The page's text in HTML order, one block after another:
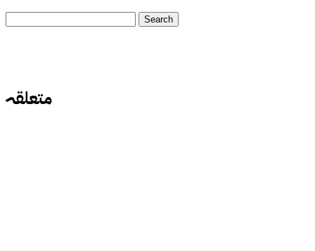
متعلقہ